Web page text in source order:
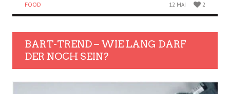
FOOD 12 MAI 2
BART-TREND – WIE LANG DARF
DER NOCH SEIN?